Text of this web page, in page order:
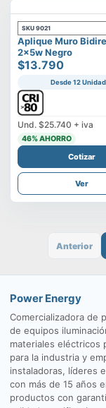
SKU 9021
Aplique Muro
2x5w Negro
$13.790
Desde 12
Und. $25.740 + iva
46% AHORRO
Cotizar
Ver
Anterior
Power Energy
Comercializadora de
de equipos
materiales eléctricos
para la industria y
instaladoras, líderes
con más de 15 años
productos con